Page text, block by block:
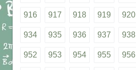
916 917 918 919 920
934 935 936 937 938
952 953 954 955 956